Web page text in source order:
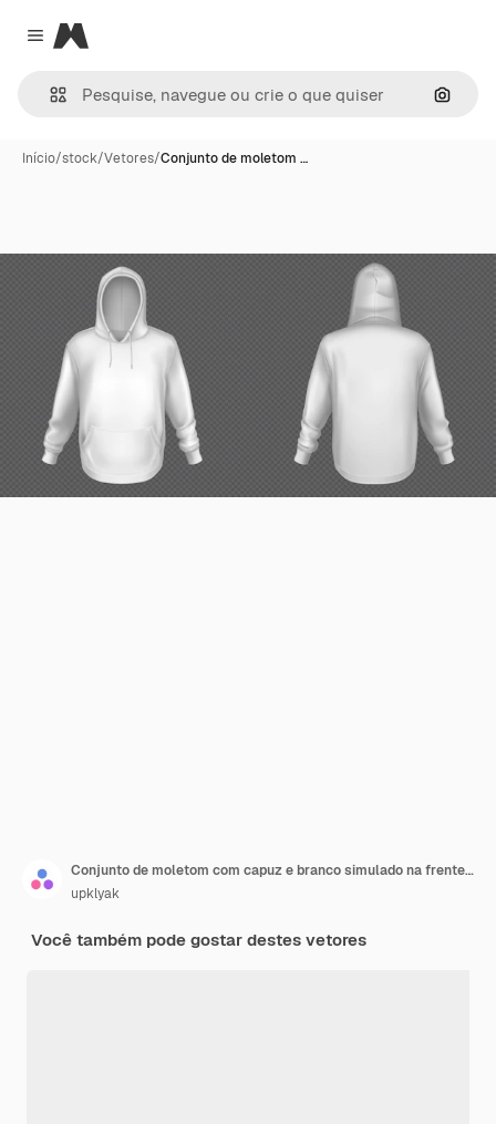
Close menu
Magnific
Início/stock/Vetores/Conjunto de moletom …
Conjunto de moletom com capuz e branco simulado na frente e atrás
upklyak
Você também pode gostar destes vetores